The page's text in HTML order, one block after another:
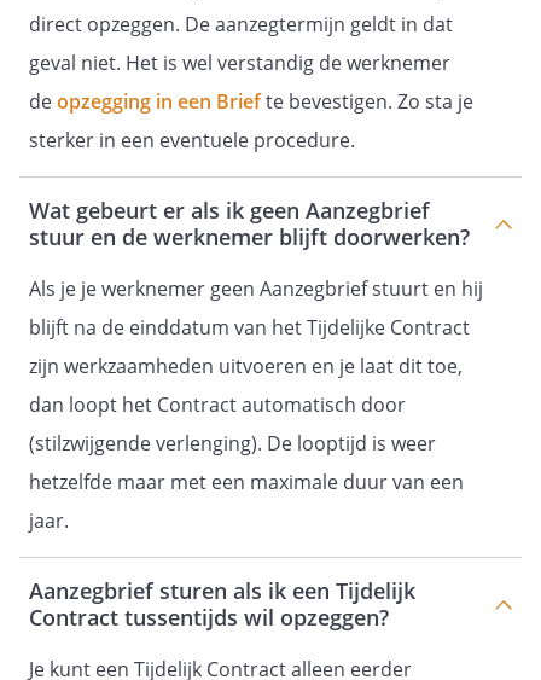
direct opzeggen. De aanzegtermijn geldt in dat
geval niet. Het is wel verstandig de werknemer
deopzegging in een Briefte bevestigen. Zo sta je
sterker in een eventuele procedure.
Wat gebeurt er als ik geen Aanzegbrief
stuur en de werknemer blijft doorwerken?
Als je je werknemer geen Aanzegbrief stuurt en hij
blijft na de einddatum van het Tijdelijke Contract
zijn werkzaamheden uitvoeren en je laat dit toe,
dan loopt het Contract automatisch door
(stilzwijgende verlenging). De looptijd is weer
hetzelfde maar met een maximale duur van een
jaar.
Aanzegbrief sturen als ik een Tijdelijk
Contract tussentijds wil opzeggen?
Je kunt een Tijdelijk Contract alleen eerder